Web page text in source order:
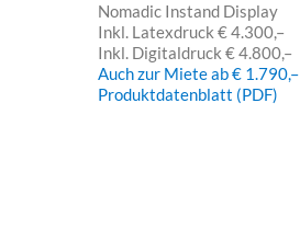
Nomadic Instand Display
Inkl. Latexdruck € 4.300,–
Inkl. Digitaldruck € 4.800,–
Auch zur Miete ab € 1.790,–
Produktdatenblatt (PDF)